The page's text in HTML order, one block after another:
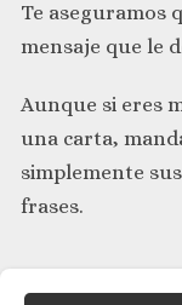
Te aseguramos
mensaje que le
Aunque si eres
una carta,
simplemente
frases.